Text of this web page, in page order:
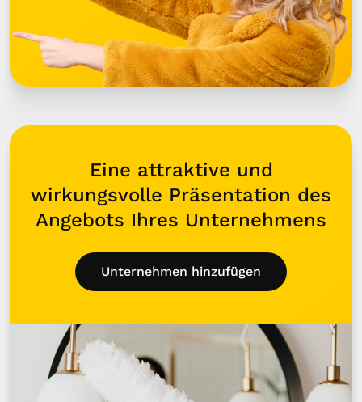
Eine attraktive und
wirkungsvolle Präsentation des
Angebots Ihres Unternehmens
Unternehmen hinzufügen